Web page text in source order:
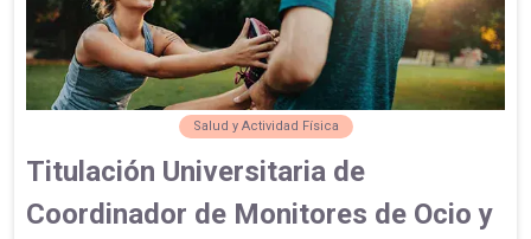
Salud y Actividad Física
Titulación Universitaria de
Coordinador de Monitores de Ocio y